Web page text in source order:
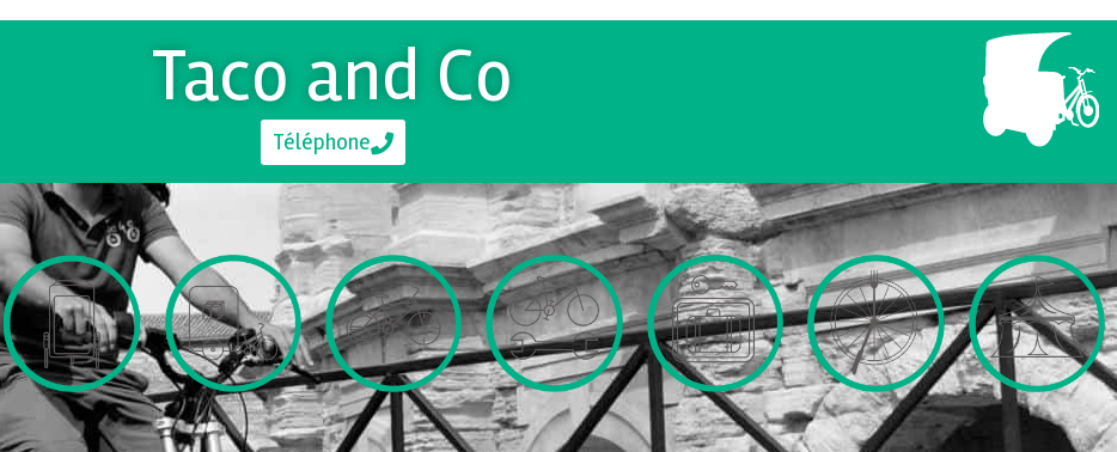
Taco and Co
Téléphone